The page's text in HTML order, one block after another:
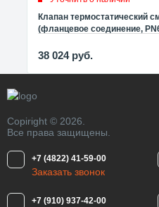
Клапан термостатический
(фланцевое соединение,
38 024 руб.
Copiright © 2026.
Все права защищены.
+7 (4822) 41-59-00
Заказать звонок
+7 (910) 937-42-00